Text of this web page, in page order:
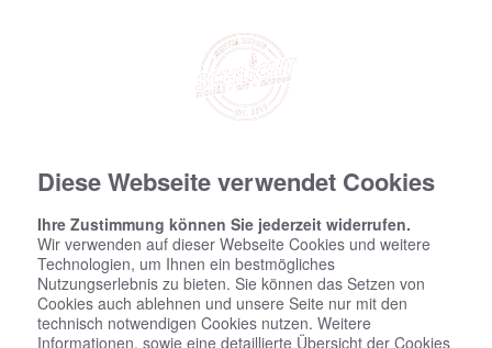
Diese Webseite verwendet Cookies
Ihre Zustimmung können Sie jederzeit widerrufen.
Wir verwenden auf dieser Webseite Cookies und weitere
Technologien, um Ihnen ein bestmögliches
Nutzungserlebnis zu bieten. Sie können das Setzen von
Cookies auch ablehnen und unsere Seite nur mit den
technisch notwendigen Cookies nutzen. Weitere
Informationen, sowie eine detaillierte Übersicht der Cookies